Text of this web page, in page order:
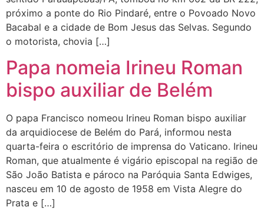
próximo a ponte do Rio Pindaré, entre o Povoado Novo
Bacabal e a cidade de Bom Jesus das Selvas. Segundo
o motorista, chovia […]
Papa nomeia Irineu Roman
bispo auxiliar de Belém
O papa Francisco nomeou Irineu Roman bispo auxiliar
da arquidiocese de Belém do Pará, informou nesta
quarta-feira o escritório de imprensa do Vaticano. Irineu
Roman, que atualmente é vigário episcopal na região de
São João Batista e pároco na Paróquia Santa Edwiges,
nasceu em 10 de agosto de 1958 em Vista Alegre do
Prata e […]